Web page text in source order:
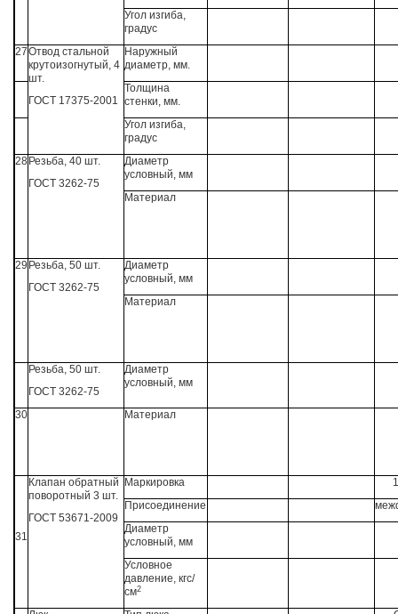
Угол изгиба,
градус
27Отвод стальной
крутоизогнутый, 4
шт.
ГОСТ 17375-2001
Наружный
диаметр, мм.
Толщина
стенки, мм.
Угол изгиба,
градус
28 Резьба, 40 шт.
ГОСТ 3262-75
Диаметр
условный, мм
Материал
29 Резьба, 50 шт.
ГОСТ 3262-75
Диаметр
условный, мм
Материал
Резьба, 50 шт.
ГОСТ 3262-75
Диаметр
условный, мм
30 Материал
31
Клапан обратный
поворотный 3 шт.
ГОСТ 53671-2009
Маркировка
Присоединение
Диаметр
условный, мм
Условное
давление, кгс/
см2